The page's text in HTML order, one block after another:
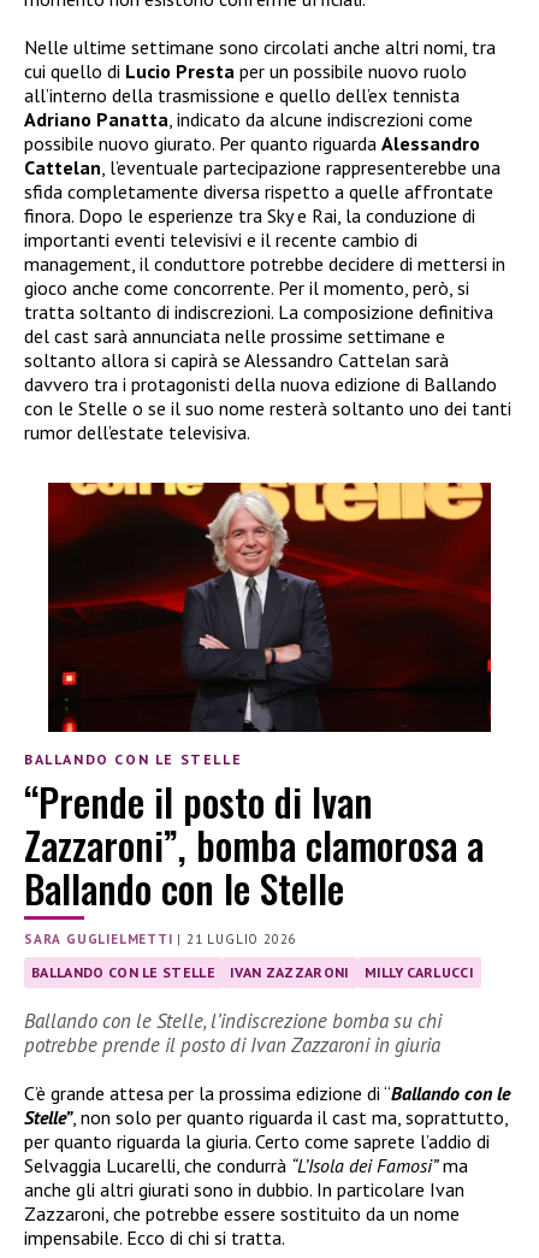
Nelle ultime settimane sono circolati anche altri nomi, tra
cui quello di Lucio Presta per un possibile nuovo ruolo
all’interno della trasmissione e quello dell’ex tennista
Adriano Panatta , indicato da alcune indiscrezioni come
possibile nuovo giurato. Per quanto riguarda Alessandro
Cattelan , l’eventuale partecipazione rappresenterebbe una
sfida completamente diversa rispetto a quelle affrontate
finora. Dopo le esperienze tra Sky e Rai, la conduzione di
importanti eventi televisivi e il recente cambio di
management, il conduttore potrebbe decidere di mettersi in
gioco anche come concorrente. Per il momento, però, si
tratta soltanto di indiscrezioni. La composizione definitiva
del cast sarà annunciata nelle prossime settimane e
soltanto allora si capirà se Alessandro Cattelan sarà
davvero tra i protagonisti della nuova edizione di Ballando
con le Stelle o se il suo nome resterà soltanto uno dei tanti
rumor dell’estate televisiva.
BALLANDO CON LE STELLE
“Prende il posto di Ivan
Zazzaroni”, bomba clamorosa a
Ballando con le Stelle
SARA GUGLIELMETTI |21 LUGLIO 2026
BALLANDO CON LE STELLE IVAN ZAZZARONI MILLY CARLUCCI
Ballando con le Stelle, l’indiscrezione bomba su chi
potrebbe prende il posto di Ivan Zazzaroni in giuria
C’è grande attesa per la prossima edizione di “Ballando con le
Stelle”, non solo per quanto riguarda il cast ma, soprattutto,
per quanto riguarda la giuria. Certo come saprete l’addio di
Selvaggia Lucarelli, che condurrà “L’Isola dei Famosi”ma
anche gli altri giurati sono in dubbio. In particolare Ivan
Zazzaroni, che potrebbe essere sostituito da un nome
impensabile. Ecco di chi si tratta.